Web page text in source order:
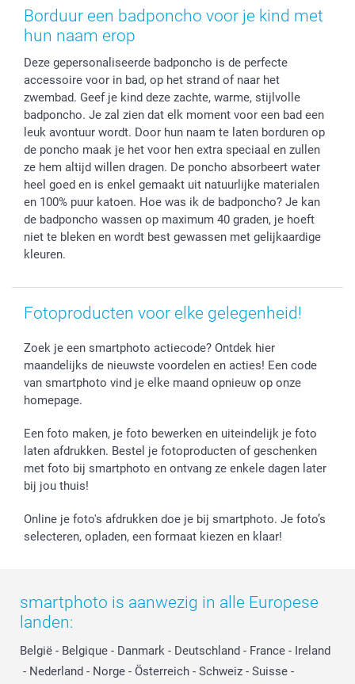
Stickers en Etiketten
Fotokaders, Decoratie en Snoepjes
Geschenken voor hem
Afstuderen
Vaderdag
Verjaardag
Geboorte
Voorwaarden
Herroepingsrecht
Wettelijke garantie
Privacybeleid
Cookiebeleid
Prijslijst
Jobs & Stages
Investor Relations
smartgarantie
smartbonus
Grote bestellingen
Levering
Mijn orderstatus
smartfriends
Borduur een badponcho voor je kind met
hun naam erop
Deze gepersonaliseerde badponcho is de perfecte
accessoire voor in bad, op het strand of naar het
zwembad. Geef je kind deze zachte, warme, stijlvolle
badponcho. Je zal zien dat elk moment voor een bad een
leuk avontuur wordt. Door hun naam te laten borduren op
de poncho maak je het voor hen extra speciaal en zullen
ze hem altijd willen dragen. De poncho absorbeert water
heel goed en is enkel gemaakt uit natuurlijke materialen
en 100% puur katoen. Hoe was ik de badponcho? Je kan
de badponcho wassen op maximum 40 graden, je hoeft
niet te bleken en wordt best gewassen met gelijkaardige
kleuren.
Fotoproducten voor elke gelegenheid!
Zoek je een smartphoto actiecode? Ontdek hier
maandelijks de nieuwste voordelen en acties! Een code
van smartphoto vind je elke maand opnieuw op onze
homepage.
Een foto maken, je foto bewerken en uiteindelijk je foto
laten afdrukken. Bestel je fotoproducten of geschenken
met foto bij smartphoto en ontvang ze enkele dagen later
bij jou thuis!
Online je foto's afdrukken doe je bij smartphoto. Je foto’s
selecteren, opladen, een formaat kiezen en klaar!
smartphoto is aanwezig in alle Europese
landen:
België - Belgique - Danmark - Deutschland - France - Ireland
- Nederland - Norge - Österreich - Schweiz - Suisse -